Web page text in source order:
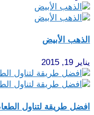
الذهب الأبيض
يناير 19, 2015
افضل طريقة لتناول